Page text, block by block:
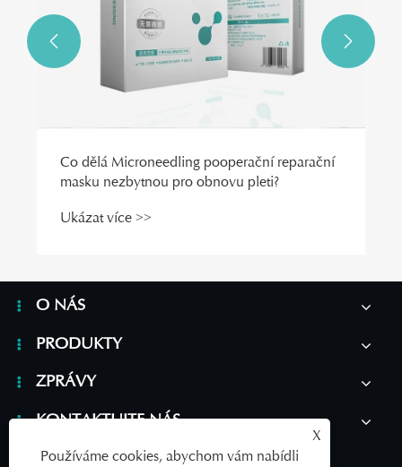
Co dělá Microneedling pooperační reparační
masku nezbytnou pro obnovu pleti?
Ukázat více >>
 
O NÁS
PRODUKTY
ZPRÁVY
KONTAKTUJTE NÁS
X
Používáme cookies, abychom vám nabídli